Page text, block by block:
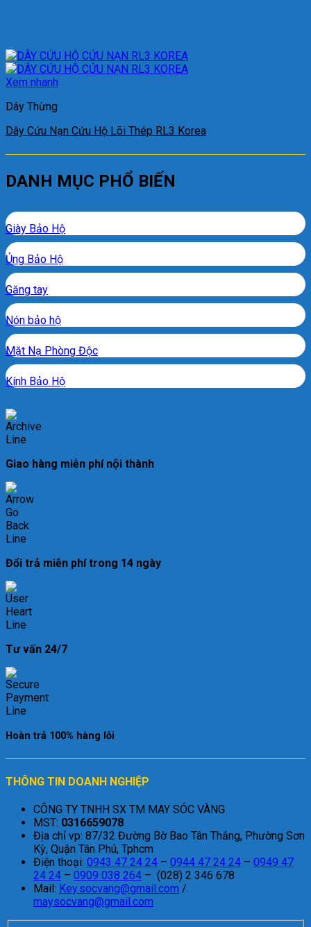
Xem nhanh
Dây Thừng
Dây Cứu Nạn Cứu Hộ Lõi Thép RL3 Korea
DANH MỤC PHỔ BIẾN
Giày Bảo Hộ
Ủng Bảo Hộ
Găng tay
Nón bảo hộ
Mặt Nạ Phòng Độc
Kính Bảo Hộ
Giao hàng miễn phí nội thành
Đổi trả miễn phí trong 14 ngày
Tư vấn 24/7
Hoàn trả 100% hàng lỗi
THÔNG TIN DOANH NGHIỆP
CÔNG TY TNHH SX TM MAY SÓC VÀNG
MST: 0316659078
Địa chỉ vp: 87/32 Đường Bờ Bao Tân Thắng, Phường Sơn
Kỳ, Quận Tân Phú, Tphcm
Điện thoại: 0943 47 24 24 – 0944 47 24 24 – 0949 47
24 24 – 0909 038 264 – (028) 2 346 678
Mail: Key.socvang@gmail.com /
maysocvang@gmail.com